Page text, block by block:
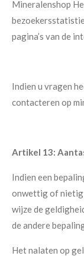
Mineralenshop
pagina’s van de
Indien u vragen
contacteren op
Artikel 13:
Indien een
onwettig of nietig
wijze de
de andere
Het nalaten op